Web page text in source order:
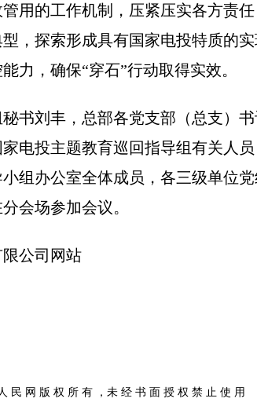
用的工作机制，压紧压实各方责
，探索形成具有国家电投特质的
力，确保“穿石”行动取得实效。
书刘丰，总部各党支部（总支）
电投主题教育巡回指导组有关人
组办公室全体成员，各三级单位
会场参加会议。
公司网站
民 网 版 权 所 有 ，未 经 书 面 授 权 禁 止 使 用